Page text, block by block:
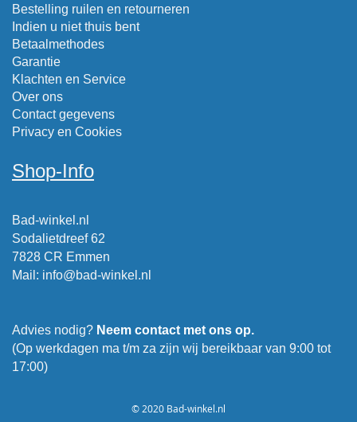
Bestelling ruilen en retourneren
Indien u niet thuis bent
Betaalmethodes
Garantie
Klachten en Service
Over ons
Contact gegevens
Privacy en Cookies
Shop-Info
Bad-winkel.nl
Sodalietdreef 62
7828 CR Emmen
Mail : info@bad-winkel.nl
Advies nodig? Neem contact met ons op.
(Op werkdagen ma t/m za zijn wij bereikbaar van 9:00 tot
17:00)
© 2020 Bad-winkel.nl